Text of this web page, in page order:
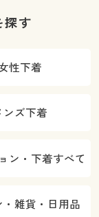
探す
性下着
ンズ下着
ン・下着すべて
・雑貨・日用品